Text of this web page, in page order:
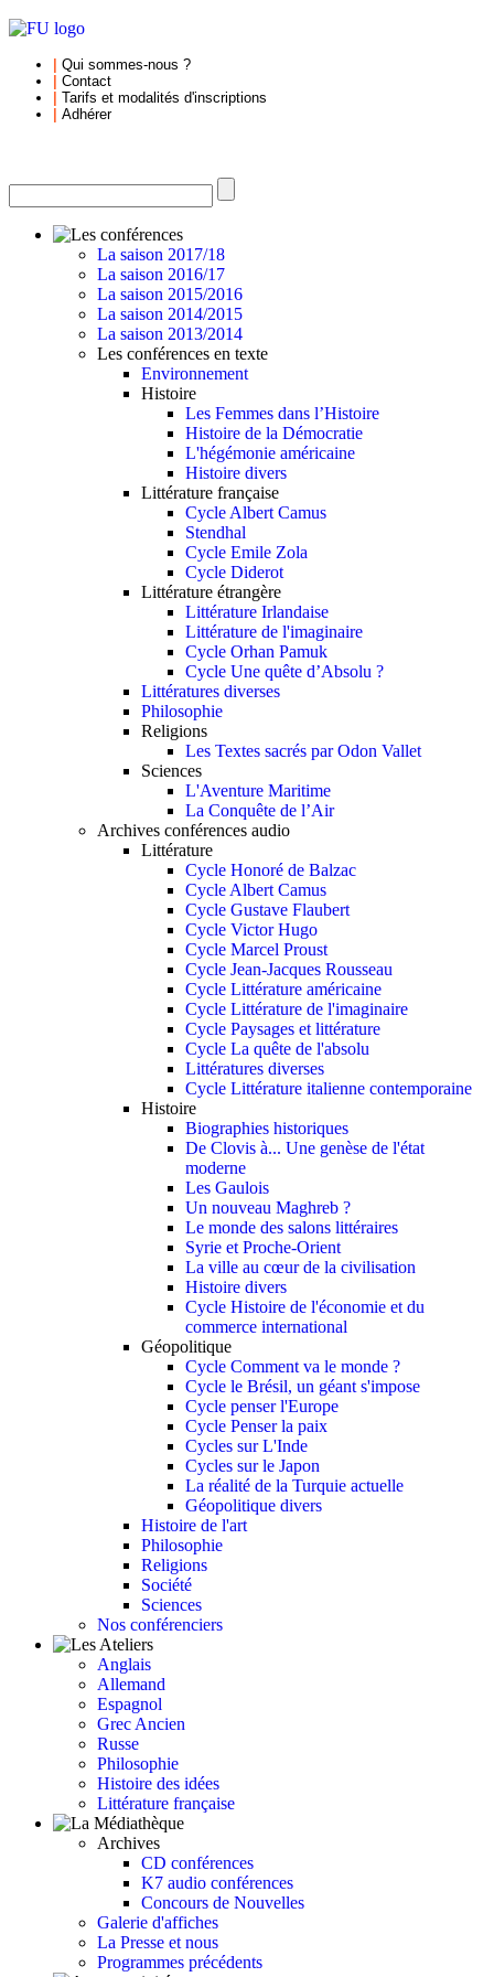
Qui sommes-nous ?
Contact
Tarifs et modalités d'inscriptions
Adhérer
La saison 2017/18
La saison 2016/17
La saison 2015/2016
La saison 2014/2015
La saison 2013/2014
Les conférences en texte
Environnement
Histoire
Les Femmes dans l’Histoire
Histoire de la Démocratie
L'hégémonie américaine
Histoire divers
Littérature française
Cycle Albert Camus
Stendhal
Cycle Emile Zola
Cycle Diderot
Littérature étrangère
Littérature Irlandaise
Littérature de l'imaginaire
Cycle Orhan Pamuk
Cycle Une quête d’Absolu ?
Littératures diverses
Philosophie
Religions
Les Textes sacrés par Odon Vallet
Sciences
L'Aventure Maritime
La Conquête de l’Air
Archives conférences audio
Littérature
Cycle Honoré de Balzac
Cycle Albert Camus
Cycle Gustave Flaubert
Cycle Victor Hugo
Cycle Marcel Proust
Cycle Jean-Jacques Rousseau
Cycle Littérature américaine
Cycle Littérature de l'imaginaire
Cycle Paysages et littérature
Cycle La quête de l'absolu
Littératures diverses
Cycle Littérature italienne contemporaine
Histoire
Biographies historiques
De Clovis à... Une genèse de l'état
moderne
Les Gaulois
Un nouveau Maghreb ?
Le monde des salons littéraires
Syrie et Proche-Orient
La ville au cœur de la civilisation
Histoire divers
Cycle Histoire de l'économie et du
commerce international
Géopolitique
Cycle Comment va le monde ?
Cycle le Brésil, un géant s'impose
Cycle penser l'Europe
Cycle Penser la paix
Cycles sur L'Inde
Cycles sur le Japon
La réalité de la Turquie actuelle
Géopolitique divers
Histoire de l'art
Philosophie
Religions
Société
Sciences
Nos conférenciers
Anglais
Allemand
Espagnol
Grec Ancien
Russe
Philosophie
Histoire des idées
Littérature française
Archives
CD conférences
K7 audio conférences
Concours de Nouvelles
Galerie d'affiches
La Presse et nous
Programmes précédents